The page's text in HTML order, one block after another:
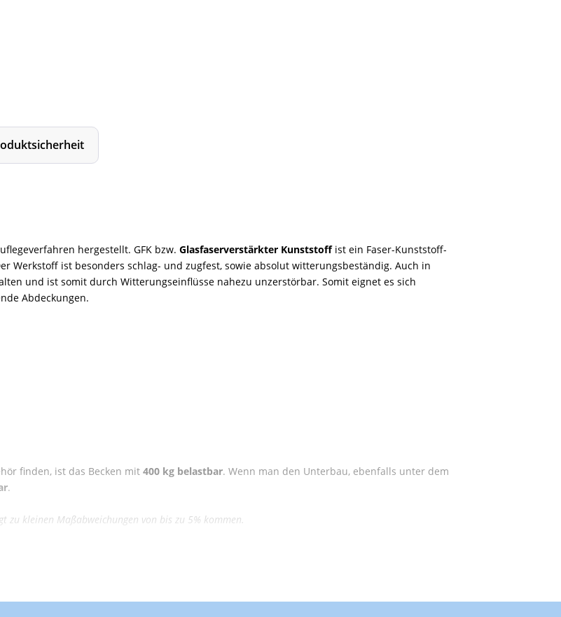
hergestellt. GFK bzw. Glasfaserverstärkter Kunststoffist ein Faser-Kunststoff-
Werkstoff ist besonders schlag- und zugfest, sowie absolut witterungsbeständig. Auch in
und ist somit durch Witterungseinflüsse nahezu unzerstörbar. Somit eignet es sich
Abdeckungen.
finden, ist das Becken mit 400 kg belastbar. Wenn man den Unterbau, ebenfalls unter dem
.
kleinen Maßabweichungen von bis zu 5% kommen.